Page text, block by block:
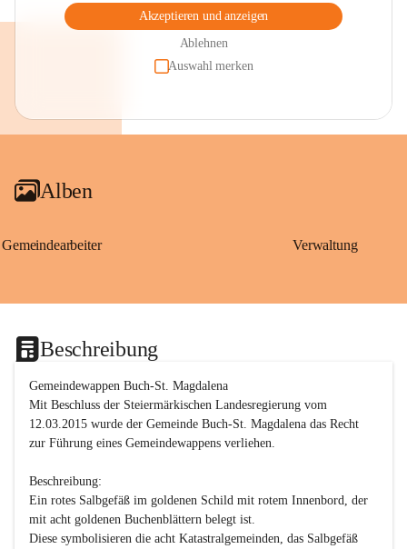
Akzeptieren und anzeigen
Ablehnen
Auswahl merken
Alben
Gemeindearbeiter Verwaltung
Beschreibung
Gemeindewappen Buch-St. Magdalena
Mit Beschluss der Steiermärkischen Landesregierung vom
12.03.2015 wurde der Gemeinde Buch-St. Magdalena das Recht
zur Führung eines Gemeindewappens verliehen.
Beschreibung:
Ein rotes Salbgefäß im goldenen Schild mit rotem Innenbord, der
mit acht goldenen Buchenblättern belegt ist.
Diese symbolisieren die acht Katastralgemeinden, das Salbgefäß